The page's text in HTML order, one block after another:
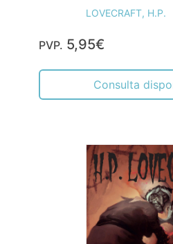
LOVECRAFT, H.P.
PVP. 5,95€
Consulta